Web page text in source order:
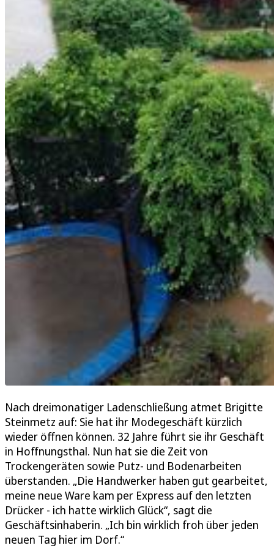
Nach dreimonatiger Ladenschließung atmet Brigitte
Steinmetz auf: Sie hat ihr Modegeschäft kürzlich
wieder öffnen können. 32 Jahre führt sie ihr Geschäft
in Hoffnungsthal. Nun hat sie die Zeit von
Trockengeräten sowie Putz- und Bodenarbeiten
überstanden. „Die Handwerker haben gut gearbeitet,
meine neue Ware kam per Express auf den letzten
Drücker - ich hatte wirklich Glück“, sagt die
Geschäftsinhaberin. „Ich bin wirklich froh über jeden
neuen Tag hier im Dorf.“